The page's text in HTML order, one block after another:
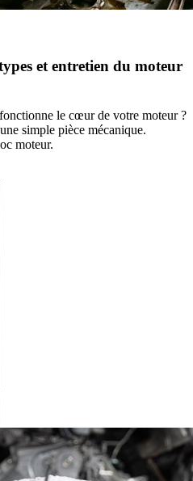
et entretien du moteur
le cœur de votre moteur ?
simple pièce mécanique.
moteur.